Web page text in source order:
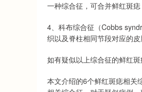
一种综合征，可合并鲜红斑痣
4、科布综合征（Cobbs
织以及脊柱相同节段对应的皮
如有疑似以上综合征的鲜红
本文介绍的6个鲜红斑痣相关